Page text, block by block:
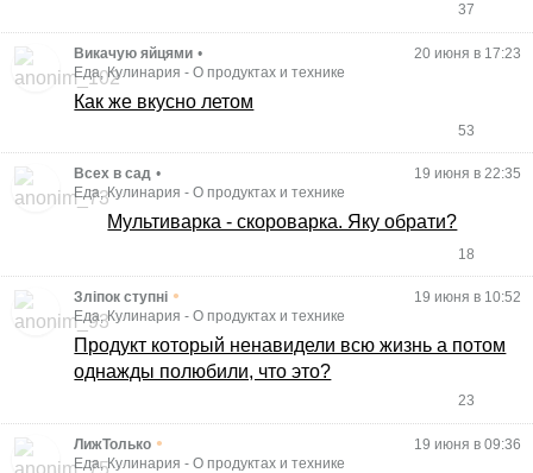
37
Викачую яйцями •
20 июня в 17:23
Еда, Кулинария -О продуктах и технике
Как же вкусно летом
53
Всех в сад •
19 июня в 22:35
Еда, Кулинария -О продуктах и технике
Мультиварка - скороварка. Яку обрати?
18
Зліпок ступні •
19 июня в 10:52
Еда, Кулинария -О продуктах и технике
Продукт который ненавидели всю жизнь а потом
однажды полюбили, что это?
23
ЛижТолько •
19 июня в 09:36
Еда, Кулинария -О продуктах и технике